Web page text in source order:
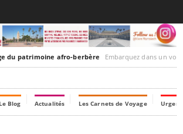
du patrimoine afro-berbère Embarquez dans un voyage culturel dans le
Le Blog Actualités Les Carnets de Voyage